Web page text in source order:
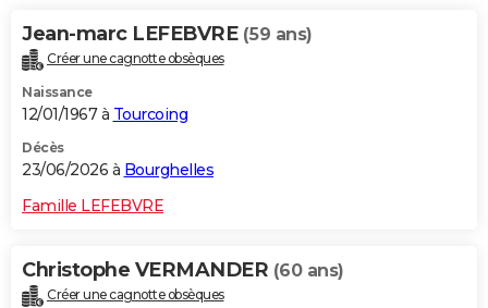
Alimentation
Guide de la santé
Maladies
Médicaments
Sommeil
VOYAGE
Destinations
City break
Voyage nature
Voyage de noces
Forum
Climat
+PHOTO
GUIDES D'ACHAT
BONS PLANS
CARTE DE VOEUX
Dictionnaire
Biographies
Citations
Expressions
Proverbes
PROGRAMME TV
Jean-marc LEFEBVRE (59 ans)
Créer une cagnotte obsèques
Naissance
12/01/1967 à Tourcoing
Décès
23/06/2026 à Bourghelles
Famille LEFEBVRE
Christophe VERMANDER (60 ans)
Créer une cagnotte obsèques